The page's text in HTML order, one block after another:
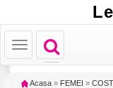
Toggle
navigation
Toggle
navigation
Acasa » FEMEI »